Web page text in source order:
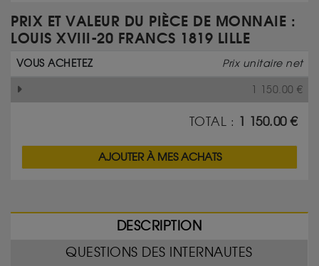
PRIX ET VALEUR DU PIÈCE DE MONNAIE :
LOUIS XVIII-20 FRANCS 1819 LILLE
VOUS ACHETEZ Prix unitaire net
1 150.00 €
TOTAL : 1 150.00€
AJOUTER À MES ACHATS
DESCRIPTION
QUESTIONS DES INTERNAUTES